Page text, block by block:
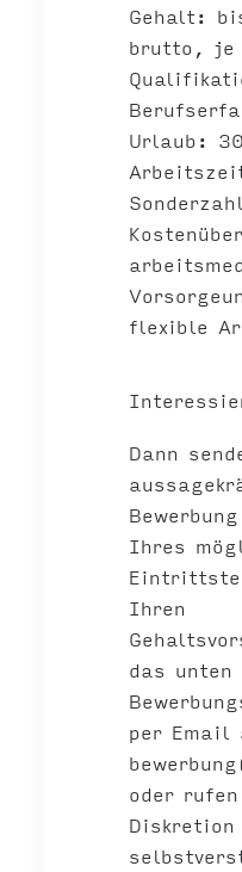
Gehalt:
brutto, je
Urlaub:
flexible
Dann
Ihres
Ihren
das unten
per Email
oder